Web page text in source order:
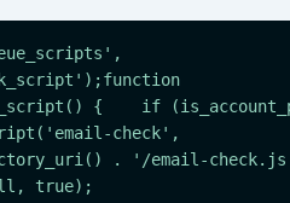
{    if
check',
. '/email-
null, true);